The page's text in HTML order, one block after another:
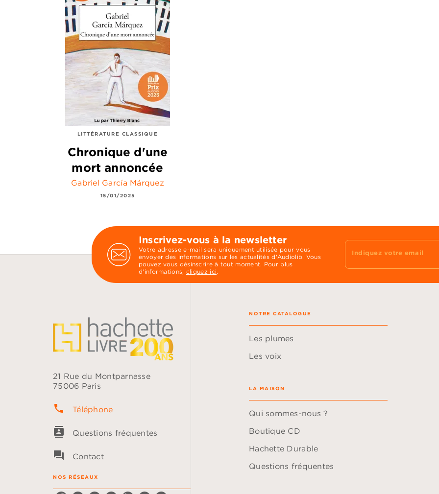
LITTÉRATURE CLASSIQUE
Chronique d'une
mort annoncée
Gabriel García Márquez
15/01/2025
Inscrivez-vous à la newsletter
Votre adresse e-mail sera uniquement utilisée pour vous
envoyer des informations sur les actualités d'Audiolib. Vous
pouvez vous désinscrire à tout moment. Pour plus
d’informations, cliquez ici.
Indiquez votre email
21 Rue du Montparnasse
75006 Paris
phone Téléphone
contacts Questions fréquentes
question_answer Contact
NOS RÉSEAUX
NOTRE CATALOGUE
Les plumes
Les voix
LA MAISON
Qui sommes-nous ?
Boutique CD
Hachette Durable
Questions fréquentes